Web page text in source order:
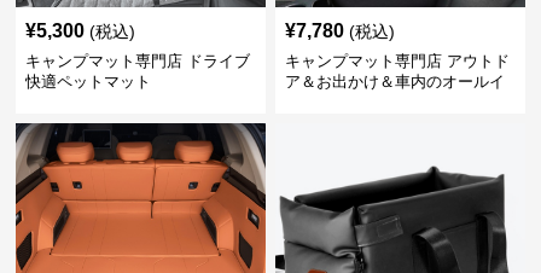
¥5,300 (税込)
キャンプマット専門店 ドライブ
快適ペットマット
¥7,780 (税込)
キャンプマット専門店 アウトド
ア＆お出かけ＆車内のオールイ